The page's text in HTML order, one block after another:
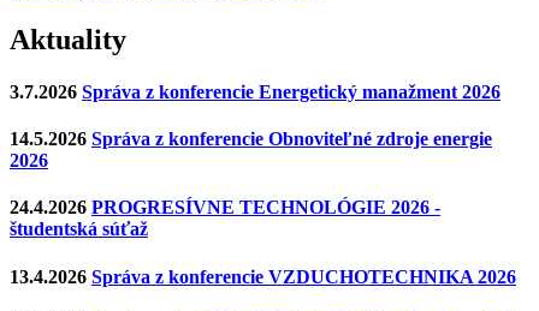
Aktuality
3.7.2026 Správa z konferencie Energetický manažment 2026
14.5.2026 Správa z konferencie Obnoviteľné zdroje energie
2026
24.4.2026 PROGRESÍVNE TECHNOLÓGIE 2026 -
študentská súťaž
13.4.2026 Správa z konferencie VZDUCHOTECHNIKA 2026